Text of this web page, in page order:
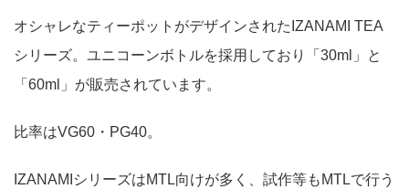
オシャレなティーポットがデザインされたIZANAMI TEA
シリーズ。ユニコーンボトルを採用しており「30ml」と
「60ml」が販売されています。
比率はVG60・PG40。
IZANAMIシリーズはMTL向けが多く、試作等もMTLで行う